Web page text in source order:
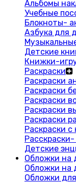
Альбомы
Учебные
Блокноты-
Азбука для
Детские
Книжки-
Раскраски
Раскраски
Раскраски
Раскраски
Раскраски
Раскраски
Раскраски с
Детские
Обложки на
Обложки на
Обложки